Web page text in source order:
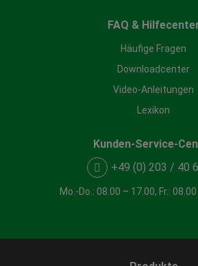
FAQ &
Häufige Fragen
Downloadcenter
Video-Anleitungen
Lexikon
Kunden-Service-
+49 (0) 203 / 40
Mo.-Do.: 08.00 – 17.00, Fr.:
Impressum|